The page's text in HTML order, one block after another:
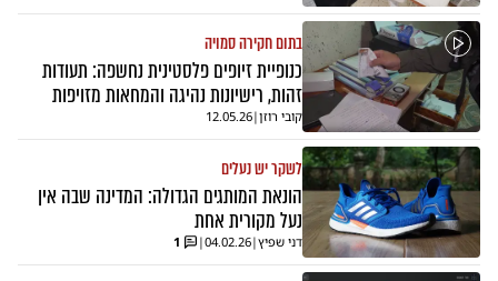
בתום חקירה סמויה
כנופיית זיופים פלסטינית נחשפה: תעודות
זהות, רישיונות נהיגה והמחאות מזויפות
קובי רוזן|
12.05.26
לשקר יש נעלים
הונאת המותגים הגדולה: המדינה שבה אין
נעל מקורית אחת
דני שפיץ|
04.02.26
|
1